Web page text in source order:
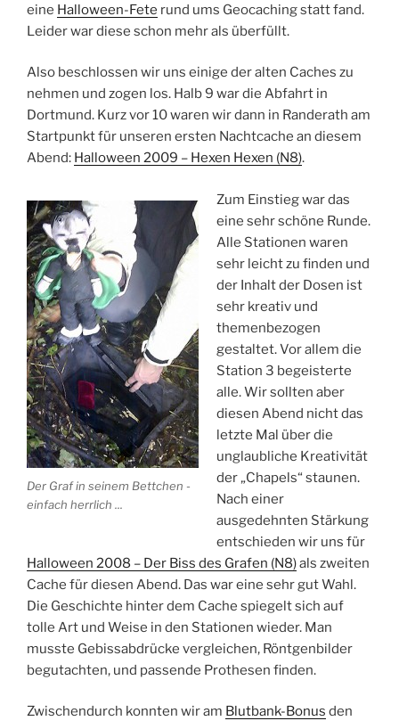
eine Halloween-Fete rund ums Geocaching statt fand.
Leider war diese schon mehr als überfüllt.
Also beschlossen wir uns einige der alten Caches zu
nehmen und zogen los. Halb 9 war die Abfahrt in
Dortmund. Kurz vor 10 waren wir dann in Randerath am
Startpunkt für unseren ersten Nachtcache an diesem
Abend: Halloween 2009 – Hexen Hexen (N8).
Der Graf in seinem Bettchen -
einfach herrlich ...
Zum Einstieg war das
eine sehr schöne Runde.
Alle Stationen waren
sehr leicht zu finden und
der Inhalt der Dosen ist
sehr kreativ und
themenbezogen
gestaltet. Vor allem die
Station 3 begeisterte
alle. Wir sollten aber
diesen Abend nicht das
letzte Mal über die
unglaubliche Kreativität
der „Chapels“ staunen.
Nach einer
ausgedehnten Stärkung
entschieden wir uns für
Halloween 2008 – Der Biss des Grafen (N8)als zweiten
Cache für diesen Abend. Das war eine sehr gut Wahl.
Die Geschichte hinter dem Cache spiegelt sich auf
tolle Art und Weise in den Stationen wieder. Man
musste Gebissabdrücke vergleichen, Röntgenbilder
begutachten, und passende Prothesen finden.
Zwischendurch konnten wir am Blutbank-Bonus den